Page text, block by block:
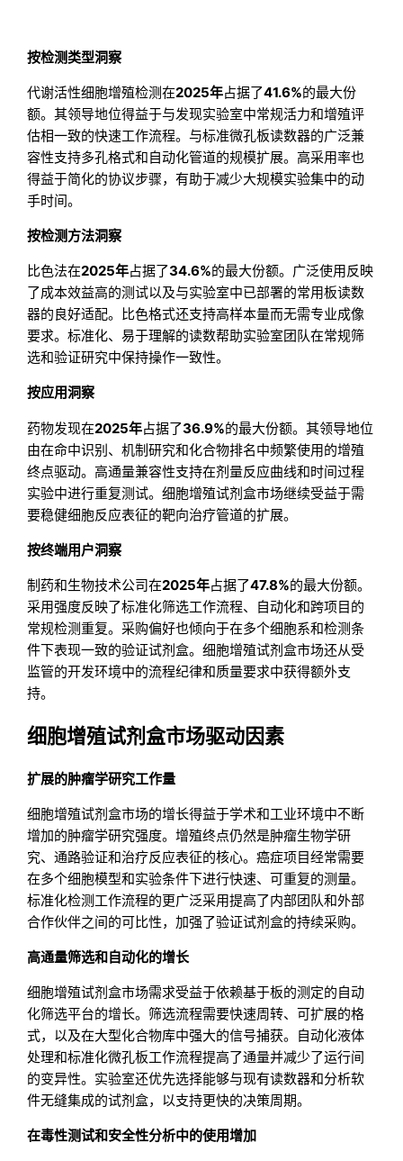
按检测类型洞察
代谢活性细胞增殖检测在2025年占据了41.6%的最大份
额。其领导地位得益于与发现实验室中常规活力和增殖评
估相一致的快速工作流程。与标准微孔板读数器的广泛兼
容性支持多孔格式和自动化管道的规模扩展。高采用率也
得益于简化的协议步骤，有助于减少大规模实验集中的动
手时间。
按检测方法洞察
比色法在2025年占据了34.6%的最大份额。广泛使用反映
了成本效益高的测试以及与实验室中已部署的常用板读数
器的良好适配。比色格式还支持高样本量而无需专业成像
要求。标准化、易于理解的读数帮助实验室团队在常规筛
选和验证研究中保持操作一致性。
按应用洞察
药物发现在2025年占据了36.9%的最大份额。其领导地位
由在命中识别、机制研究和化合物排名中频繁使用的增殖
终点驱动。高通量兼容性支持在剂量反应曲线和时间过程
实验中进行重复测试。细胞增殖试剂盒市场继续受益于需
要稳健细胞反应表征的靶向治疗管道的扩展。
按终端用户洞察
制药和生物技术公司在2025年占据了47.8%的最大份额。
采用强度反映了标准化筛选工作流程、自动化和跨项目的
常规检测重复。采购偏好也倾向于在多个细胞系和检测条
件下表现一致的验证试剂盒。细胞增殖试剂盒市场还从受
监管的开发环境中的流程纪律和质量要求中获得额外支
持。
细胞增殖试剂盒市场驱动因素
扩展的肿瘤学研究工作量
细胞增殖试剂盒市场的增长得益于学术和工业环境中不断
增加的肿瘤学研究强度。增殖终点仍然是肿瘤生物学研
究、通路验证和治疗反应表征的核心。癌症项目经常需要
在多个细胞模型和实验条件下进行快速、可重复的测量。
标准化检测工作流程的更广泛采用提高了内部团队和外部
合作伙伴之间的可比性，加强了验证试剂盒的持续采购。
高通量筛选和自动化的增长
细胞增殖试剂盒市场需求受益于依赖基于板的测定的自动
化筛选平台的增长。筛选流程需要快速周转、可扩展的格
式，以及在大型化合物库中强大的信号捕获。自动化液体
处理和标准化微孔板工作流程提高了通量并减少了运行间
的变异性。实验室还优先选择能够与现有读数器和分析软
件无缝集成的试剂盒，以支持更快的决策周期。
在毒性测试和安全性分析中的使用增加